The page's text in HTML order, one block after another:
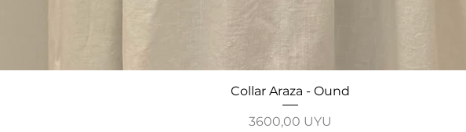
Vista rápida
Collar Araza - Ound
Precio
3600,00 UYU